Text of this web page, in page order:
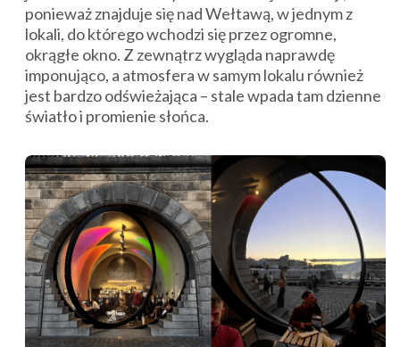
ponieważ znajduje się nad Wełtawą, w jednym z
lokali, do którego wchodzi się przez ogromne,
okrągłe okno. Z zewnątrz wygląda naprawdę
imponująco, a atmosfera w samym lokalu również
jest bardzo odświeżająca – stale wpada tam dzienne
światło i promienie słońca.